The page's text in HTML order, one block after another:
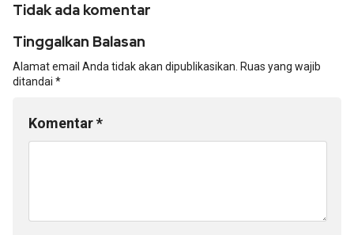
Tidak ada komentar
Tinggalkan Balasan
Alamat email Anda tidak akan dipublikasikan. Ruas yang wajib
ditandai *
Komentar*